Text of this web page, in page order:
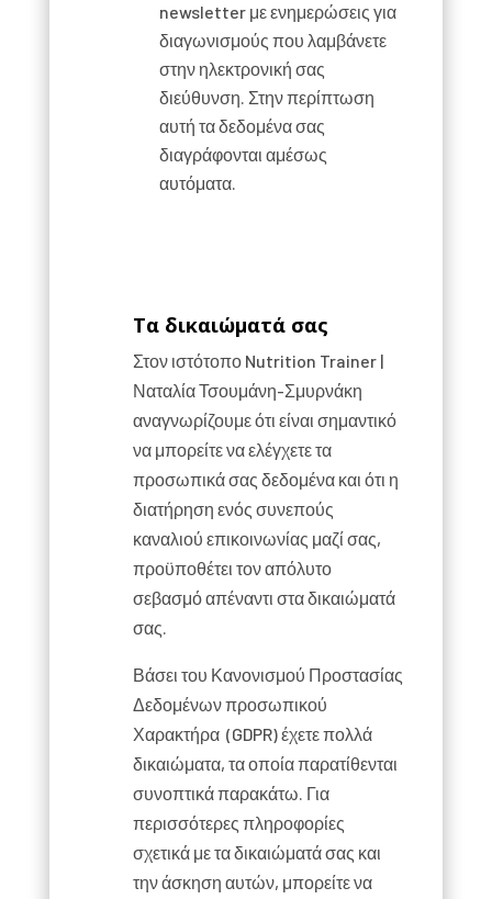
newsletter με ενημερώσεις για
διαγωνισμούς που λαμβάνετε
στην ηλεκτρονική σας
διεύθυνση. Στην περίπτωση
αυτή τα δεδομένα σας
διαγράφονται αμέσως
αυτόματα.
Τα δικαιώματά σας
Στον ιστότοπο Nutrition Trainer |
Ναταλία Τσουμάνη-Σμυρνάκη
αναγνωρίζουμε ότι είναι σημαντικό
να μπορείτε να ελέγχετε τα
προσωπικά σας δεδομένα και ότι η
διατήρηση ενός συνεπούς
καναλιού επικοινωνίας μαζί σας,
προϋποθέτει τον απόλυτο
σεβασμό απέναντι στα δικαιώματά
σας.
Βάσει του Κανονισμού Προστασίας
Δεδομένων προσωπικού
Χαρακτήρα (GDPR) έχετε πολλά
δικαιώματα, τα οποία παρατίθενται
συνοπτικά παρακάτω. Για
περισσότερες πληροφορίες
σχετικά με τα δικαιώματά σας και
την άσκηση αυτών, μπορείτε να